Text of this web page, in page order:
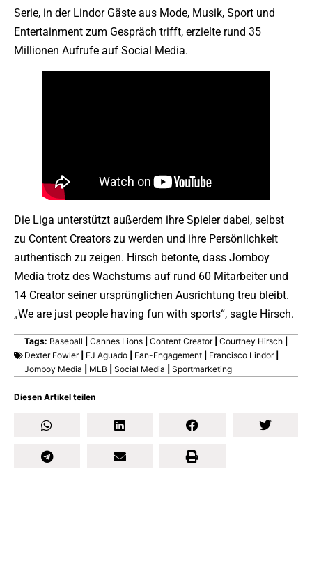
Diesen Artikel teilen
Serie, in der Lindor Gäste aus Mode, Musik, Sport und
Entertainment zum Gespräch trifft, erzielte rund 35
Millionen Aufrufe auf Social Media.
Die Liga unterstützt außerdem ihre Spieler dabei, selbst
zu Content Creators zu werden und ihre Persönlichkeit
authentisch zu zeigen. Hirsch betonte, dass Jomboy
Media trotz des Wachstums auf rund 60 Mitarbeiter und
14 Creator seiner ursprünglichen Ausrichtung treu bleibt.
„We are just people having fun with sports“, sagte Hirsch.
Tags: Baseball Cannes Lions Content Creator| Courtney Hirsch
Dexter Fowler| EJ Aguado Fan-Engagement Francisco Lindor|
Jomboy Media
MLB Social Media Sportmarketing